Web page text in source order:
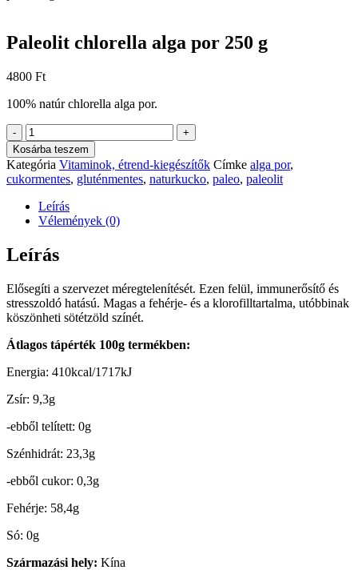
Paleolit chlorella alga por 250 g
4800 Ft
100% natúr chlorella alga por.
-
Paleolit
chlorella
alga
por
250
g
mennyiség
+
Kosárba teszem
Kategória Vitaminok, étrend-kiegészítők Címke alga por,
cukormentes, gluténmentes, naturkucko, paleo, paleolit
Leírás
Vélemények (0)
Leírás
Elősegíti a szervezet méregtelenítését. Ezen felül, immunerősítő és
stresszoldó hatású. Magas a fehérje- és a klorofilltartalma, utóbbinak
köszönheti sötétzöld színét.
Átlagos tápérték 100g termékben:
Energia: 410kcal/1717kJ
Zsír: 9,3g
-ebből telített: 0g
Szénhidrát: 23,3g
-ebből cukor: 0,3g
Fehérje: 58,4g
Só: 0g
Származási hely: Kína